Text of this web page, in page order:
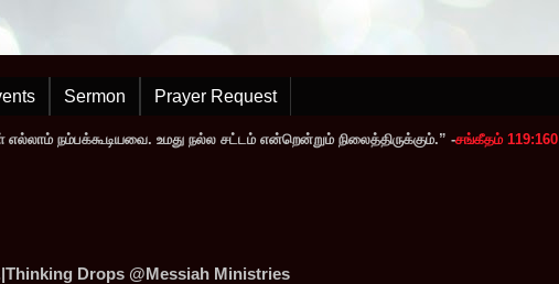
Sermon Prayer Request
நம்பக்கூடியவை. உமது நல்ல சட்டம் என்றென்றும் நிலைத்திருக்கும்.” -சங்கீதம் 119:160
Drops @Messiah Ministries